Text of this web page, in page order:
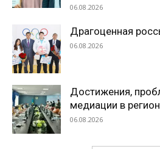
06.08.2026
Драгоценная
06.08.2026
Достижения,
медиации в
06.08.2026